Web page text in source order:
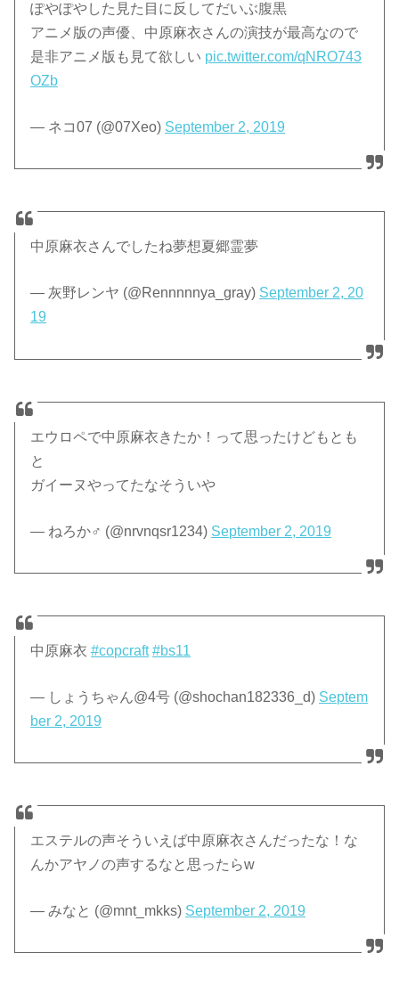
ぽやぽやした見た目に反してだいぶ腹黒
アニメ版の声優、中原麻衣さんの演技が最高なので
是非アニメ版も見て欲しい pic.twitter.com/qNRO743
OZb
— ネコ07 (@07Xeo) September 2, 2019
中原麻衣さんでしたね夢想夏郷霊夢
— 灰野レンヤ (@Rennnnnya_gray) September 2, 20
19
エウロペで中原麻衣きたか！って思ったけどもとも
と
ガイーヌやってたなそういや
— ねろか♂ (@nrvnqsr1234) September 2, 2019
中原麻衣#copcraft #bs11
— しょうちゃん@4号 (@shochan182336_d) Septem
ber 2, 2019
エステルの声そういえば中原麻衣さんだったな！な
んかアヤノの声するなと思ったらw
— みなと (@mnt_mkks) September 2, 2019